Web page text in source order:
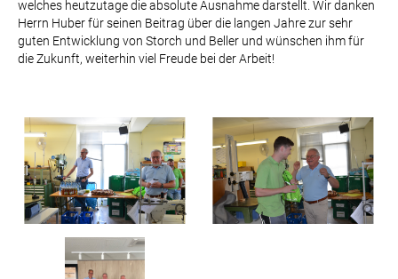
welches heutzutage die absolute Ausnahme darstellt. Wir danken
Herrn Huber für seinen Beitrag über die langen Jahre zur sehr
guten Entwicklung von Storch und Beller und wünschen ihm für
die Zukunft, weiterhin viel Freude bei der Arbeit!